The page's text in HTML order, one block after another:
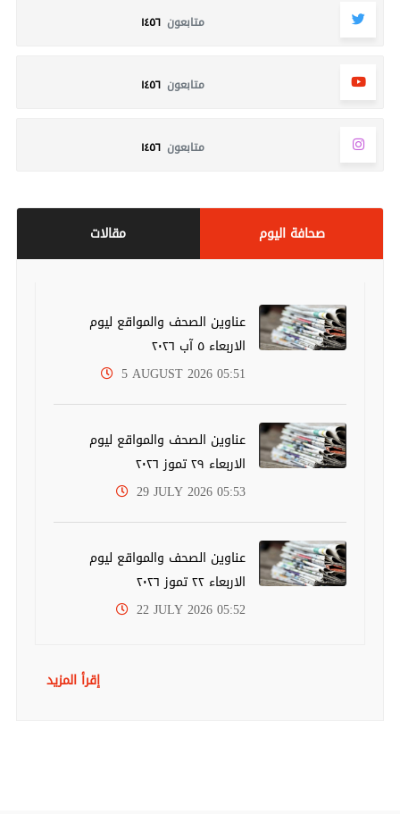
متابعون ١٤٥٦
متابعون ١٤٥٦
متابعون ١٤٥٦
مقالات صحافة اليوم
عناوين الصحف والمواقع ليوم
الاربعاء ٥ آب ٢٠٢٦
5 AUGUST 2026 05:51
عناوين الصحف والمواقع ليوم
الاربعاء ٢٩ تموز ٢٠٢٦
29 JULY 2026 05:53
عناوين الصحف والمواقع ليوم
الاربعاء ٢٢ تموز ٢٠٢٦
22 JULY 2026 05:52
إقرأ المزيد